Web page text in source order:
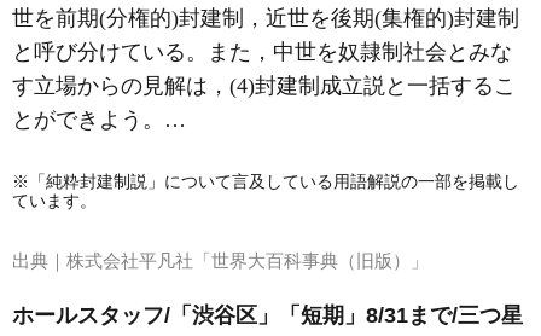
世を前期(分権的)封建制，近世を後期(集権的)封建制
と呼び分けている。また，中世を奴隷制社会とみな
す立場からの見解は，(4)封建制成立説と一括するこ
とができよう。…
※「純粋封建制説」について言及している用語解説の一部を掲載し
ています。
出典｜ 株式会社平凡社「世界大百科事典（旧版）」
ホールスタッフ/「渋谷区」「短期」8/31まで/三つ星